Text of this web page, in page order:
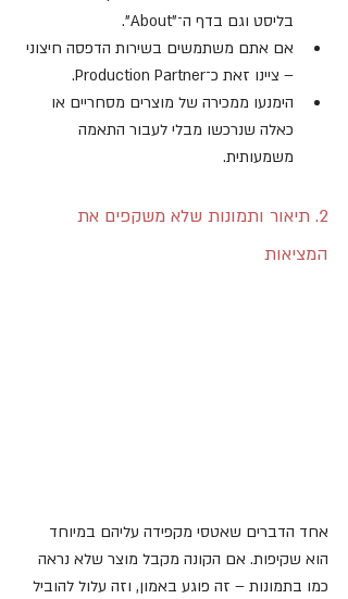
בליסט וגם בדף ה־"About".
אם אתם משתמשים בשירות הדפסה חיצוני
– ציינו זאת כ־Production Partner.
הימנעו ממכירה של מוצרים מסחריים או
כאלה שנרכשו מבלי לעבור התאמה
משמעותית.
2. תיאור ותמונות שלא משקפים את
המציאות
אחד הדברים שאטסי מקפידה עליהם במיוחד
הוא שקיפות. אם הקונה מקבל מוצר שלא נראה
כמו בתמונות – זה פוגע באמון, וזה עלול להוביל